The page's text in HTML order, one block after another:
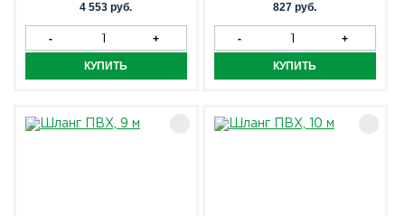
4 553 руб. 827 руб.